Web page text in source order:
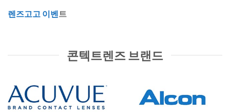
렌즈고고 이벤트
콘텍트렌즈 브랜드